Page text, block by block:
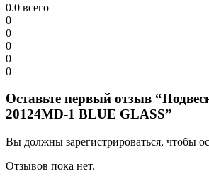
0.0 всего
0
0
0
0
0
Оставьте первый отзыв
20124MD-1 BLUE GLASS”
Вы должны зарегистрироваться, чтобы
Отзывов пока нет.